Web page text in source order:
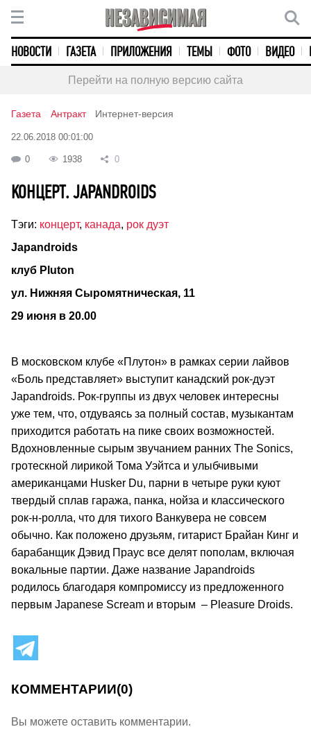
НОВОСТИ ГАЗЕТА ПРИЛОЖЕНИЯ ТЕМЫ ФОТО ВИДЕО
Перейти на полную версию сайта
Газета Антракт Интернет-версия
22.06.2018 00:01:00
0 1938 0
КОНЦЕРТ. JAPANDROIDS
Тэги: концерт, канада, рок дуэт
Japandroids
клуб Pluton
ул. Нижняя Сыромятническая, 11
29 июня в 20.00
В московском клубе «Плутон» в рамках серии лайвов
«Боль представляет» выступит канадский рок-дуэт
Japandroids. Рок-группы из двух человек интересны
уже тем, что, отдуваясь за полный состав, музыкантам
приходится работать на пике своих возможностей.
Вдохновленные сырым звучанием ранних The Sonics,
гротескной лирикой Тома Уэйтса и улыбчивыми
американцами Husker Du, парни в четыре руки куют
твердый сплав гаража, панка, нойза и классического
рок-н-ролла, что для тихого Ванкувера не совсем
обычно. Как положено друзьям, гитарист Брайан Кинг и
барабанщик Дэвид Праус все делят пополам, включая
вокальные партии. Даже название Japandroids
родилось благодаря компромиссу из предложенного
первым Japanese Scream и вторым – Pleasure Droids.
КОММЕНТАРИИ(0)
Вы можете оставить комментарии.